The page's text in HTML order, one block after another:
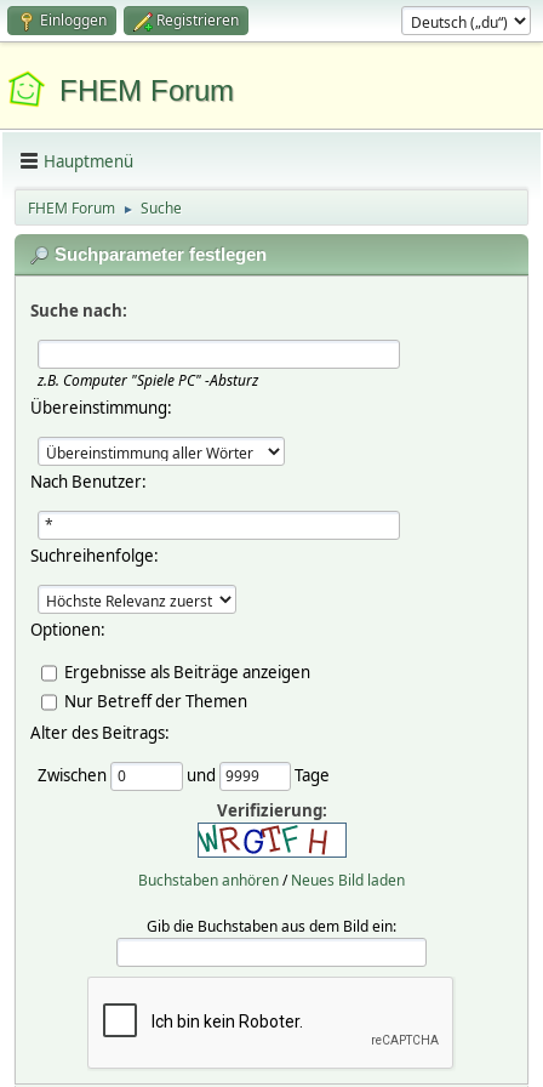
Einloggen Registrieren
FHEM Forum
Hauptmenü
FHEM Forum ► Suche
Suchparameter festlegen
Suche nach:
z.B. Computer "Spiele PC" -Absturz
Übereinstimmung:
Nach Benutzer:
Suchreihenfolge:
Optionen:
Ergebnisse als Beiträge anzeigen
Nur Betreff der Themen
Alter des Beitrags:
Zwischen
und
Tage
Verifizierung:
Buchstaben anhören/Neues Bild laden
Gib die Buchstaben aus dem Bild ein: